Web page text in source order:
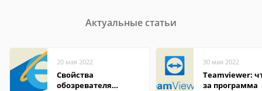
Актуальные статьи
20 мая 2022
Свойства
обозревателя
30 мая 2022
Teamviewer:
за программа